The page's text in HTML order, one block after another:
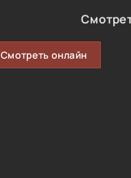
Смотреть онлайн